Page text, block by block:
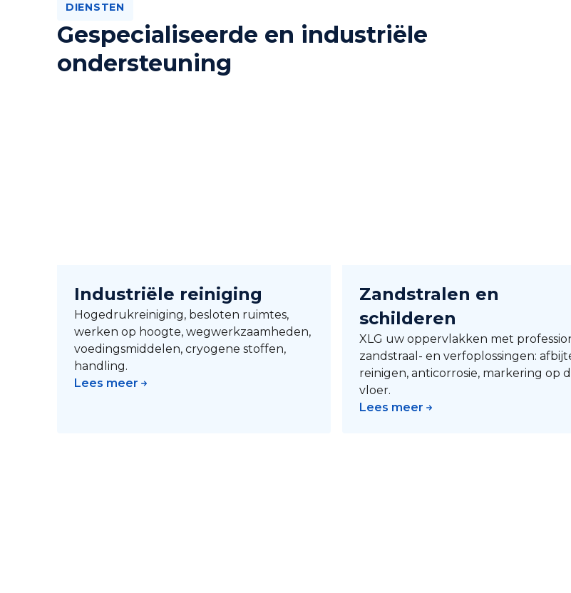
DIENSTEN
Gespecialiseerde en industriële
ondersteuning
Industriële reiniging
Hogedrukreiniging, besloten ruimtes,
werken op hoogte, wegwerkzaamheden,
voedingsmiddelen, cryogene stoffen,
handling.
Lees meer
Zandstralen en
schilderen
XLG uw oppervlakken met
zandstraal- en verfoplossingen:
reinigen, anticorrosie, markering op
vloer.
Lees meer